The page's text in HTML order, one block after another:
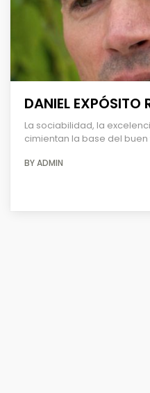
DANIEL EXPÓSITO
La sociabilidad, la
cimientan la base del
BY ADMIN